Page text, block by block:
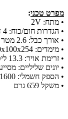
מפרט טכני:
• מתח: 2V
• הגדרות חום/כוח: 4 דרגות חום, 3 מהירויות.
• אורך כבל: 2.6 מטר
• מימדים: 780x100x254 מ"מ
• זרימת אויר: 13.3 ליטר לשנייה
• יונים שליליים:
• הספק חשמלי: 1600 וואט
• משקל 659 גרם